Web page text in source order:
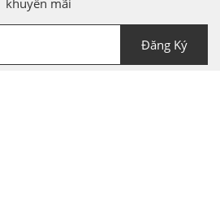
khuyến mãi
Đăng Ký